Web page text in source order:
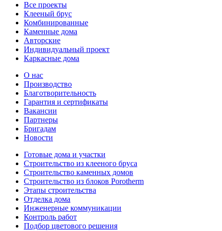
Все проекты
Клееный брус
Комбинированные
Каменные дома
Авторские
Индивидуальный проект
Каркасные дома
О нас
Производство
Благотворительность
Гарантия и сертификаты
Вакансии
Партнеры
Бригадам
Новости
Готовые дома и участки
Строительство из клееного бруса
Строительство каменных домов
Строительство из блоков Porotherm
Этапы строительства
Отделка дома
Инженерные коммуникации
Контроль работ
Подбор цветового решения